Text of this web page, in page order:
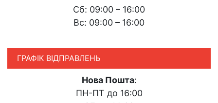
Сб: 09:00 – 16:00
Вс: 09:00 – 16:00
ГРАФІК ВІДПРАВЛЕНЬ
Нова Пошта:
ПН-ПТ до 16:00